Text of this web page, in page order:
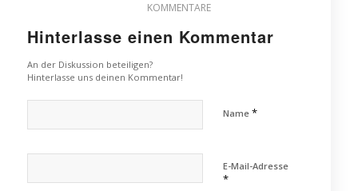
KOMMENTARE
Hinterlasse einen Kommentar
An der Diskussion beteiligen?
Hinterlasse uns deinen Kommentar!
Name *
E-Mail-Adresse
*